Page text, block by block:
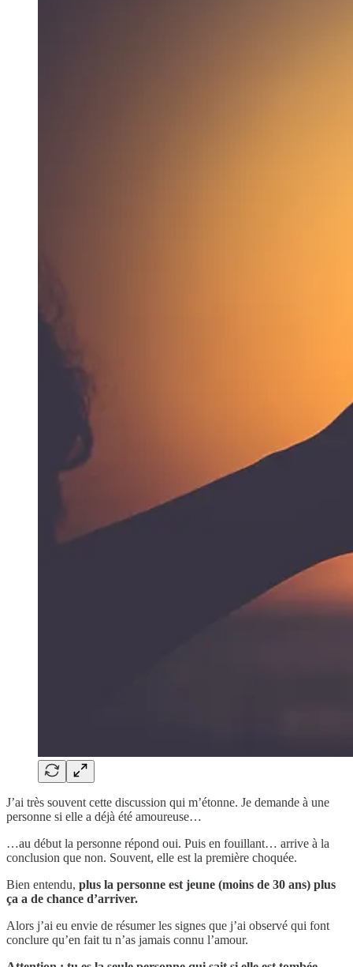
J’ai très souvent cette discussion qui m’étonne. Je demande à une
personne si elle a déjà été amoureuse…
…au début la personne répond oui. Puis en fouillant… arrive à la
conclusion que non. Souvent, elle est la première choquée.
Bien entendu, plus la personne est jeune (moins de 30 ans) plus
ça a de chance d’arriver.
Alors j’ai eu envie de résumer les signes que j’ai observé qui font
conclure qu’en fait tu n’as jamais connu l’amour.